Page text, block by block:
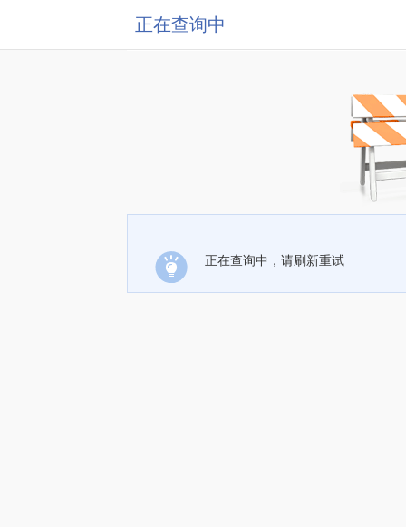
正在查询中
正在查询中，请刷新重试